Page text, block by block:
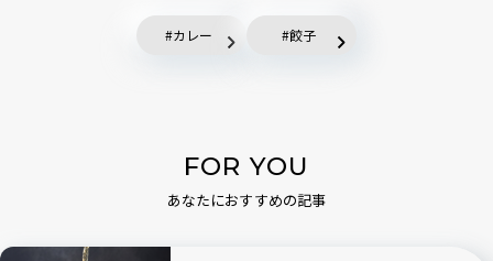
カレー 餃子
FOR YOU
あなたにおすすめの記事